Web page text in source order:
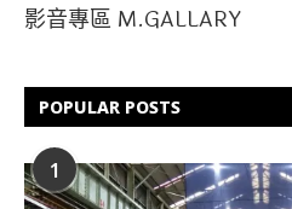
影音專區 M.GALLARY
POPULAR POSTS
1